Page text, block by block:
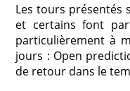
Les tours présentés
et certains font
particulièrement à
jours : Open
de retour dans le